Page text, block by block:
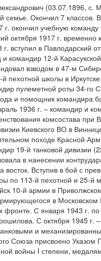
(03.07.1896, с.
семье. Окончил 7
окончил учебную
октября 1917 г.
вступил в Павлодарский
командир 12-й
взводом в 47-м
й пехотной школы в
пулеметной роты 34-го
и помощник командира
1936 г. – командир и
комсостава
Киевского ВО в
походе Красной
19-й танковой дивизии
в нанесении
восток. Вступив в бой с
по 113-й пехотной и 25-й
10-й армии в
в Московском
С января 1943 г.
С октября 1945 г.
и
Союза присвоено
войны I степени,